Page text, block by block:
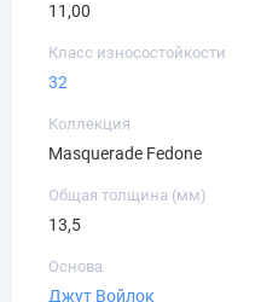
11,00
Класс износостойкости
32
Коллекция
Masquerade Fedone
Общая толщина (мм)
13,5
Основа
Джут Войлок